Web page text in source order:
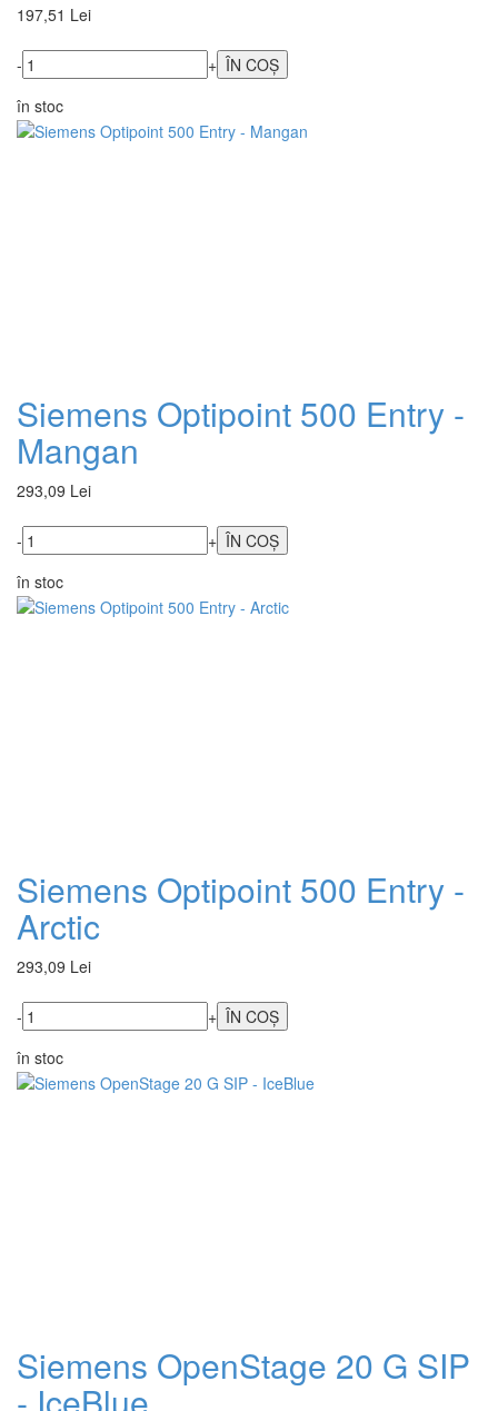
197,51 Lei
-
+
în stoc
Siemens Optipoint 500 Entry -
Mangan
293,09 Lei
-
+
în stoc
Siemens Optipoint 500 Entry -
Arctic
293,09 Lei
-
+
în stoc
Siemens OpenStage 20 G SIP